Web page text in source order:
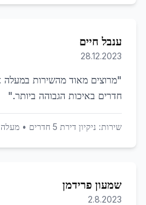
ענבל חיים
28.12.2023
"
חדרים באיכות הגבוהה ביותר."
שירות: ניקיון דירת 5 חדרים • מעלה
שמעון פרידמן
2.8.2023